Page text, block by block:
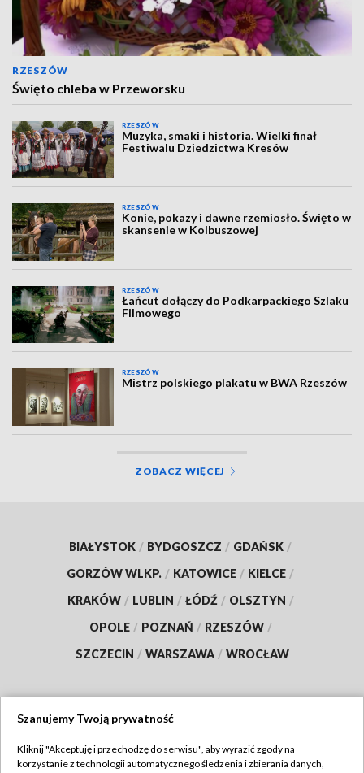
RZESZÓW
Święto chleba w Przeworsku
RZESZÓW
Muzyka, smaki i historia. Wielki finał
Festiwalu Dziedzictwa Kresów
RZESZÓW
Konie, pokazy i dawne rzemiosło. Święto w
skansenie w Kolbuszowej
RZESZÓW
Łańcut dołączy do Podkarpackiego Szlaku
Filmowego
RZESZÓW
Mistrz polskiego plakatu w BWA Rzeszów
ZOBACZ WIĘCEJ
BIAŁYSTOK / BYDGOSZCZ / GDAŃSK /
GORZÓW WLKP. / KATOWICE / KIELCE /
KRAKÓW / LUBLIN / ŁÓDŹ / OLSZTYN /
OPOLE / POZNAŃ / RZESZÓW /
SZCZECIN / WARSZAWA / WROCŁAW
TVP
Szanujemy Twoją prywatność
Kliknij "Akceptuję i przechodzę do serwisu", aby wyrazić zgody na
korzystanie z technologii automatycznego śledzenia i zbierania danych,